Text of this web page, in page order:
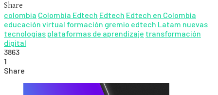
Share
colombia Colombia Edtech Edtech Edtech en Colombia
educación virtual formación gremio edtech Latam nuevas
tecnologias plataformas de aprendizaje transformación
digital
3863
1
Share